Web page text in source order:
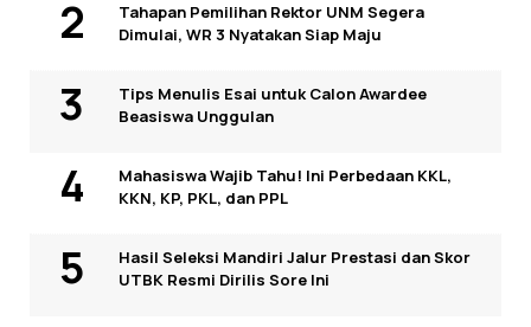
Tahapan Pemilihan Rektor UNM Segera
Dimulai, WR 3 Nyatakan Siap Maju
Tips Menulis Esai untuk Calon Awardee
Beasiswa Unggulan
Mahasiswa Wajib Tahu! Ini Perbedaan KKL,
KKN, KP, PKL, dan PPL
Hasil Seleksi Mandiri Jalur Prestasi dan Skor
UTBK Resmi Dirilis Sore Ini